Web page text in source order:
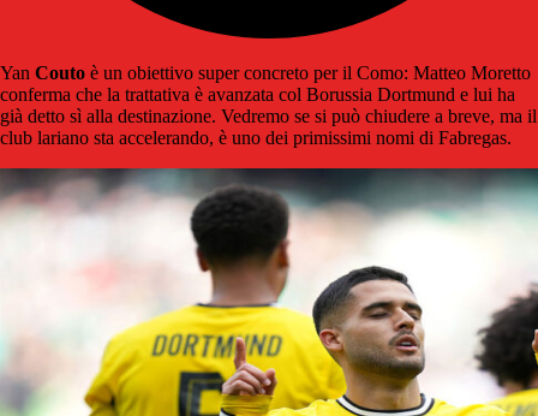
Yan Couto è un obiettivo super concreto per il Como: Matteo Moretto
conferma che la trattativa è avanzata col Borussia Dortmund e lui ha
già detto sì alla destinazione. Vedremo se si può chiudere a breve, ma il
club lariano sta accelerando, è uno dei primissimi nomi di Fabregas.